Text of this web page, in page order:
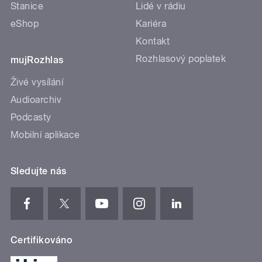
Stanice
eShop
mujRozhlas
Živé vysílání
Audioarchiv
Podcasty
Mobilní aplikace
Lidé v rádiu
Kariéra
Kontakt
Rozhlasový poplatek
Sledujte nás
Certifikováno